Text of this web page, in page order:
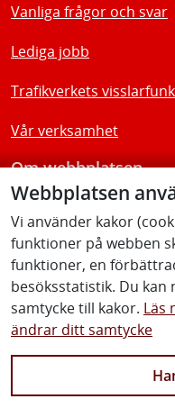
Webbplatsen
Vi använder kakor
funktioner på webben
funktioner, en
besöksstatistik. Du
samtycke till kakor. Läs
ändrar ditt samtycke
Vanliga frågor och svar
Lediga jobb
Trafikverkets
Vår verksamhet
Om webbplatsen
Följ oss
Facebook